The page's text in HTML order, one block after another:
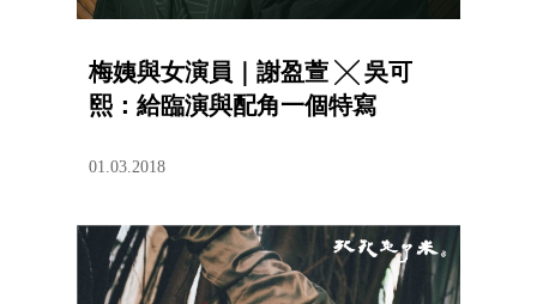
梅姨與女演員｜謝盈萱 ╳ 吳可
熙：給臨演與配角一個特寫
01.03.2018